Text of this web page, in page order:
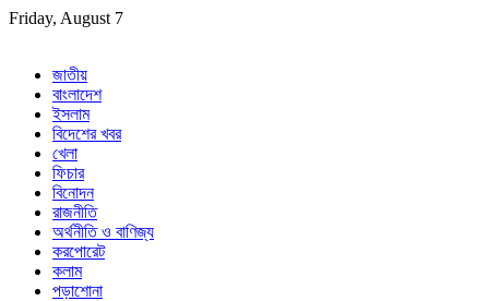
Skip
Friday, August 7
জাতীয়
বাংলাদেশ
ইসলাম
বিদেশের খবর
খেলা
ফিচার
বিনোদন
রাজনীতি
অর্থনীতি ও বাণিজ্য
করপোরেট
কলাম
পড়াশোনা